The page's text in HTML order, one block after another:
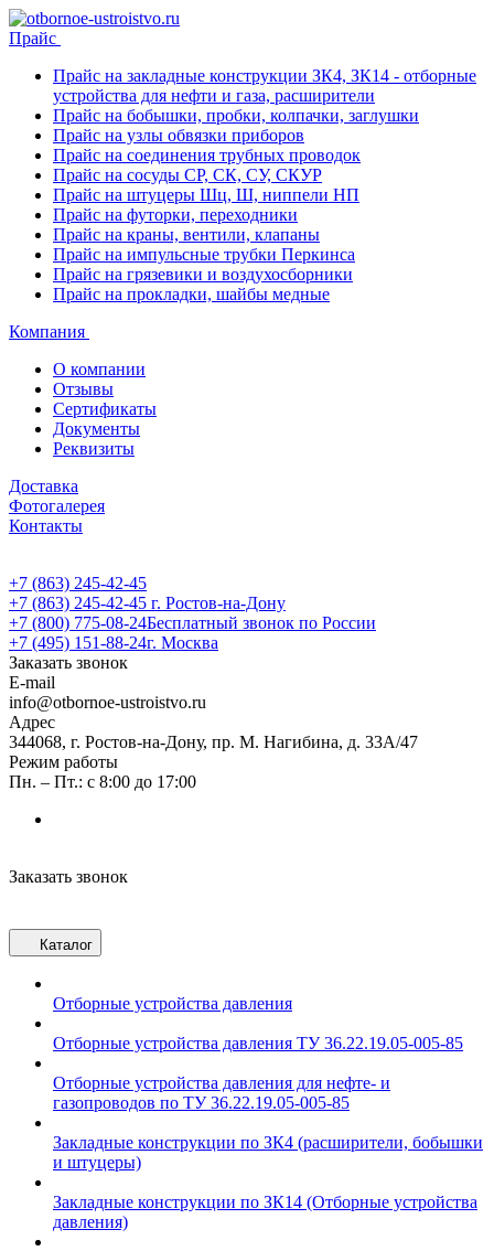
Прайс
Прайс на закладные конструкции ЗК4, ЗК14 - отборные
устройства для нефти и газа, расширители
Прайс на бобышки, пробки, колпачки, заглушки
Прайс на узлы обвязки приборов
Прайс на соединения трубных проводок
Прайс на сосуды СР, СК, СУ, СКУР
Прайс на штуцеры Шц, Ш, ниппели НП
Прайс на футорки, переходники
Прайс на краны, вентили, клапаны
Прайс на импульсные трубки Перкинса
Прайс на грязевики и воздухосборники
Прайс на прокладки, шайбы медные
Компания
О компании
Отзывы
Сертификаты
Документы
Реквизиты
Доставка
Фотогалерея
Контакты
+7 (863) 245-42-45
+7 (863) 245-42-45 г. Ростов-на-Дону
+7 (800) 775-08-24Бесплатный звонок по России
+7 (495) 151-88-24г. Москва
Заказать звонок
E-mail
info@otbornoe-ustroistvo.ru
Адрес
344068, г. Ростов-на-Дону, пр. М. Нагибина, д. 33А/47
Режим работы
Пн. – Пт.: с 8:00 до 17:00
Заказать звонок
Каталог
Отборные устройства давления
Отборные устройства давления ТУ 36.22.19.05-005-85
Отборные устройства давления для нефте- и
газопроводов по ТУ 36.22.19.05-005-85
Закладные конструкции по ЗК4 (расширители, бобышки
и штуцеры)
Закладные конструкции по ЗК14 (Отборные устройства
давления)